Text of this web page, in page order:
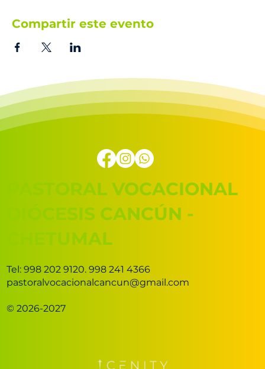
Compartir este evento
PASTORAL VOCACIONAL
DIÓCESIS CANCÚN -
CHETUMAL
Tel: 998 202 9120. 998 241 4366
pastoralvocacionalcancun@gmail.com
© 2026-2027